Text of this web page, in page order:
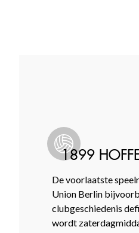
1899
De voorlaatste
Union Berlin
clubgeschiedenis
wordt